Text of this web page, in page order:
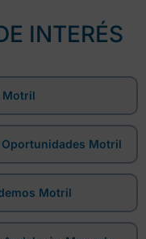
INTERÉS
Motril
Motril
Motril